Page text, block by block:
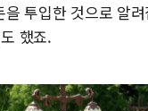
투입한 것으로 알
했죠.